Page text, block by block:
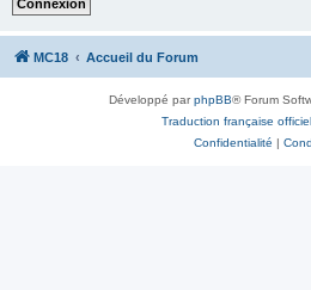
MC18 Accueil du Forum
Développé parphpBB® Forum
Traduction française
Confidentialité |